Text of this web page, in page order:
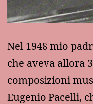
Nel 1948 mio
che aveva allora
composizioni
Eugenio Pacelli,